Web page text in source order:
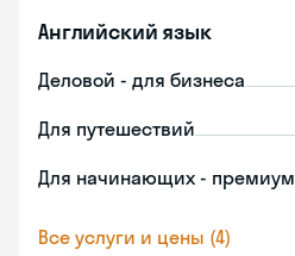
Английский язык
Деловой - для бизнеса
Для путешествий
Для начинающих - премиум
Все услуги и цены (4)